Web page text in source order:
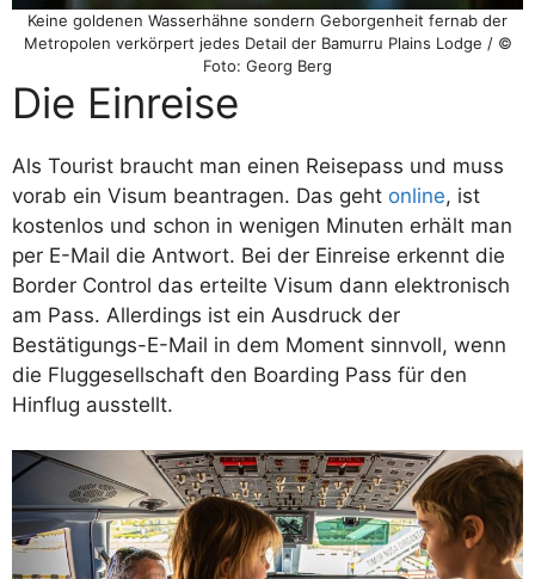
Keine goldenen Wasserhähne sondern Geborgenheit fernab der
Metropolen verkörpert jedes Detail der Bamurru Plains Lodge / ©
Foto: Georg Berg
Die Einreise
Als Tourist braucht man einen Reisepass und muss
vorab ein Visum beantragen. Das geht online, ist
kostenlos und schon in wenigen Minuten erhält man
per E-Mail die Antwort. Bei der Einreise erkennt die
Border Control das erteilte Visum dann elektronisch
am Pass. Allerdings ist ein Ausdruck der
Bestätigungs-E-Mail in dem Moment sinnvoll, wenn
die Fluggesellschaft den Boarding Pass für den
Hinflug ausstellt.